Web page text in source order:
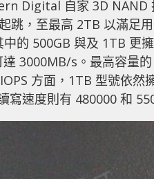
Digital 自家 3D
跳，至最高 2TB 以滿足
的 500GB 與及 1TB 更
3000MB/s。最高容量
方面，1TB 型號依然
速度則有 480000 和